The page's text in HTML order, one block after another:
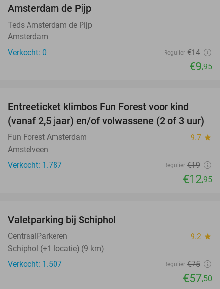
TODAY
Amsterdam de Pijp
Teds Amsterdam de Pijp
Amsterdam
Verkocht: 0
Regulier €14
€9,95
Entreeticket klimbos Fun Forest voor kind
(vanaf 2,5 jaar) en/of volwassene (2 of 3 uur)
Fun Forest Amsterdam 9.7 star
Amstelveen
Verkocht: 1.787
Regulier €19
€12,95
Valetparking bij Schiphol
CentraalParkeren 9.2 star
Schiphol (+1 locatie) (9 km)
Verkocht: 1.507
Regulier €75
€57,50